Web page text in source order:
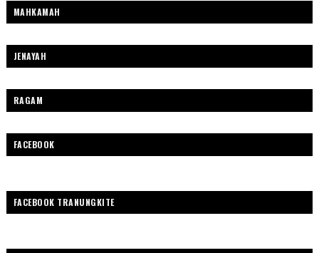
MAHKAMAH
JENAYAH
RAGAM
FACEBOOK
FACEBOOK TRANUNGKITE